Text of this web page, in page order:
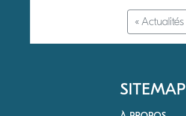
« Actualités
SITEMAP